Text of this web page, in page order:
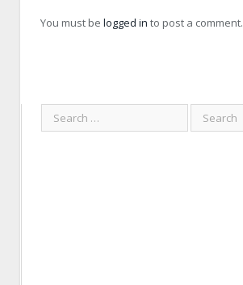
You must be logged in to post a comment.